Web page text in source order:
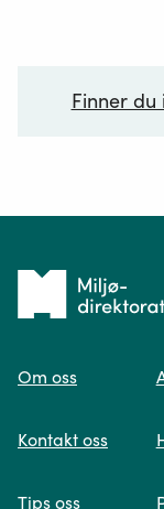
Finner
Tilbake
forsiden
Om oss
Kontakt oss
Tips oss